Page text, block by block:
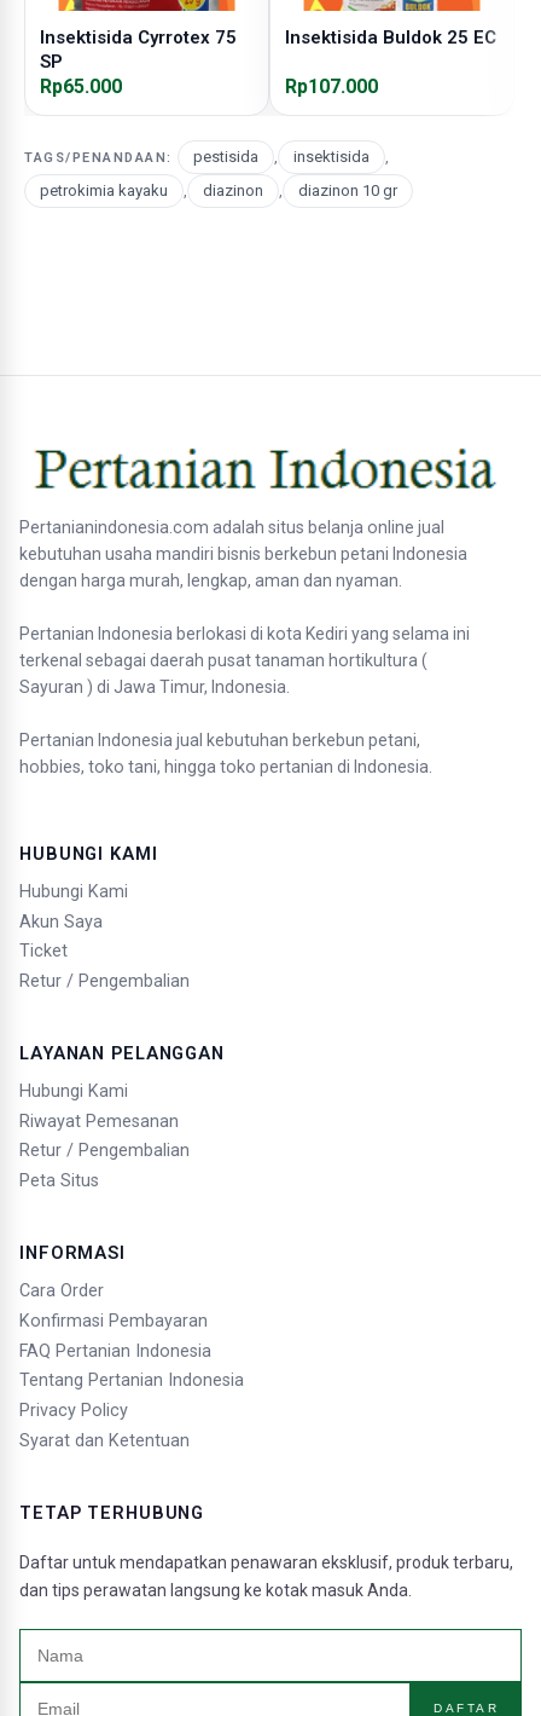
Insektisida Cyrrotex 75
SP
Rp65.000
Insektisida Buldok 25 EC
Rp107.000
TAGS/PENANDAAN: pestisida , insektisida
,
petrokimia kayaku
, diazinon , diazinon 10 gr
Pertanianindonesia.com adalah situs belanja online jual
kebutuhan usaha mandiri bisnis berkebun petani Indonesia
dengan harga murah, lengkap, aman dan nyaman.
Pertanian Indonesia berlokasi di kota Kediri yang selama ini
terkenal sebagai daerah pusat tanaman hortikultura (
Sayuran ) di Jawa Timur, Indonesia.
Pertanian Indonesia jual kebutuhan berkebun petani,
hobbies, toko tani, hingga toko pertanian di Indonesia.
HUBUNGI KAMI
Hubungi Kami
Akun Saya
Ticket
Retur / Pengembalian
LAYANAN PELANGGAN
Hubungi Kami
Riwayat Pemesanan
Retur / Pengembalian
Peta Situs
INFORMASI
Cara Order
Konfirmasi Pembayaran
FAQ Pertanian Indonesia
Tentang Pertanian Indonesia
Privacy Policy
Syarat dan Ketentuan
TETAP TERHUBUNG
Daftar untuk mendapatkan penawaran eksklusif, produk terbaru,
dan tips perawatan langsung ke kotak masuk Anda.
DAFTAR